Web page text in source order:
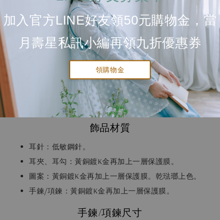
加入官方LINE好友領50元購物金，當
月壽星私訊小編再領九折優惠券
領購物金
送貨及付款方式
飾品材質
耳針：低敏鋼針。
耳夾、耳勾：黃銅鍍K金再加上一層保護膜。
圖案：黃銅鍍K金再加上一層保護膜。乾琺瑯上色。
手鍊/項鍊：黃銅鍍K金再加上一層保護膜。
手鍊/項鍊尺寸